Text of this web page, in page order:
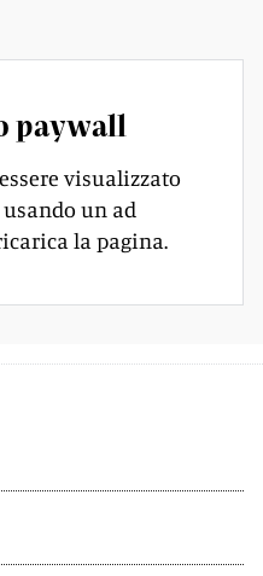
paywall
visualizzato
un ad
la pagina.